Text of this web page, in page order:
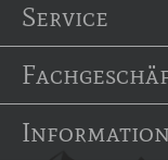
Service
Information